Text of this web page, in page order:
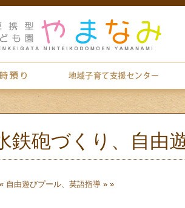
鉄砲づくり、自由
自由遊びプール、英語指導 » »